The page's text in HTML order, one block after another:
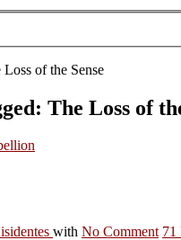
Loss of the Sense
The Loss of
with No Comment 71